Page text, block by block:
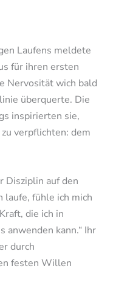
Laufens meldete
für ihren ersten
Nervosität wich bald
überquerte. Die
inspirierten sie,
verpflichten: dem
Disziplin auf den
laufe, fühle ich mich
die ich in
anwenden kann.“ Ihr
durch
festen Willen